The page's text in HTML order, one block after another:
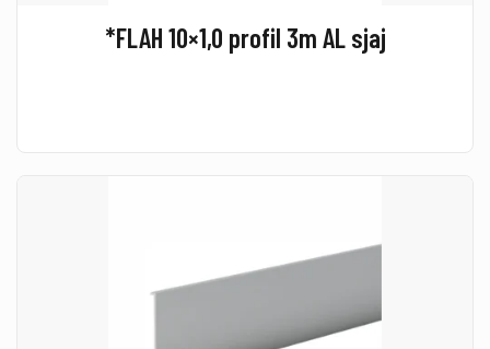
*FLAH 10×1,0 profil 3m AL sjaj